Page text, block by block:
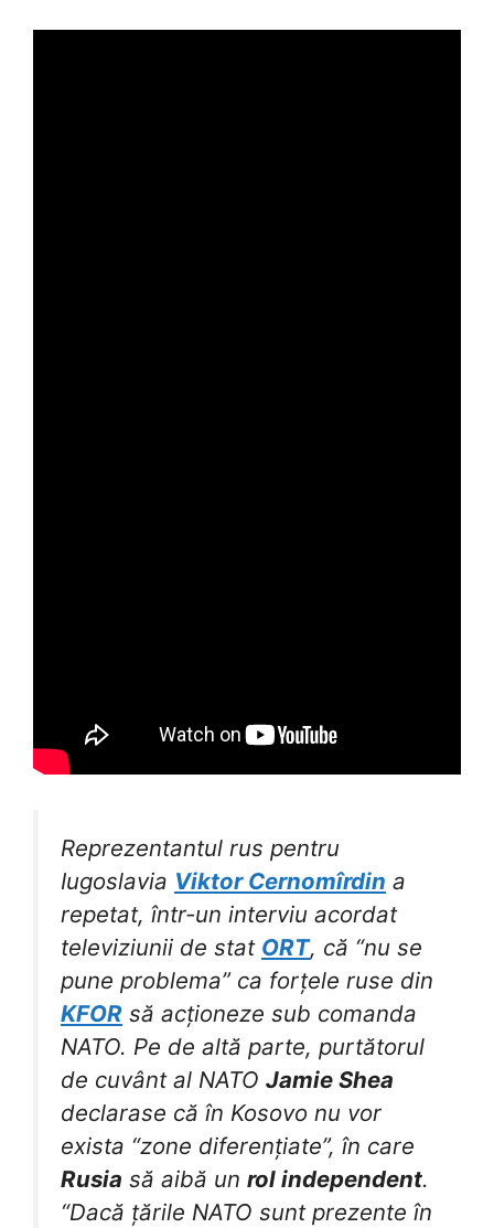
Reprezentantul rus pentru
Iugoslavia Viktor Cernomîrdin a
repetat, într-un interviu acordat
televiziunii de stat ORT, că “nu se
pune problema” ca forțele ruse din
KFOR să acționeze sub comanda
NATO. Pe de altă parte, purtătorul
de cuvânt al NATO Jamie Shea
declarase că în Kosovo nu vor
exista “zone diferențiate”, în care
Rusia să aibă un rol independent.
“Dacă țările NATO sunt prezente în